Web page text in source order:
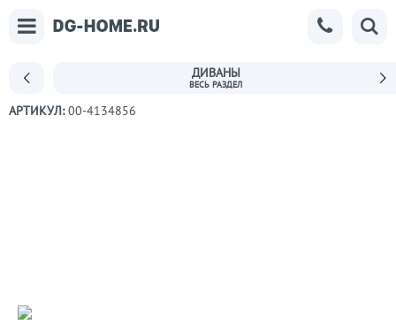
ДИВАНЫ
АРТИКУЛ:00-4134856